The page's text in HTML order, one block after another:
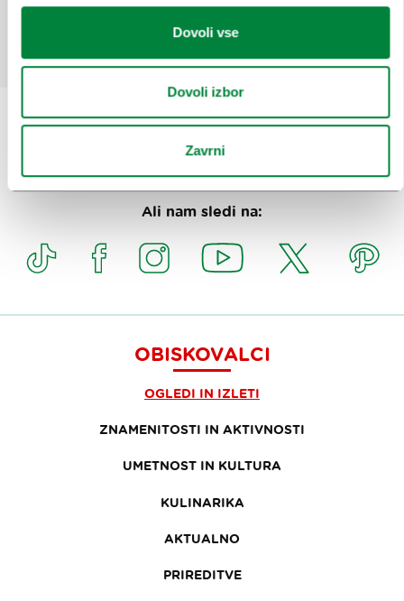
Dovoli vse
Dovoli izbor
Zavrni
Prijavi se na
Ali nam sledi na:
OBISKOVALCI
OGLEDI IN IZLETI
ZNAMENITOSTI IN AKTIVNOSTI
UMETNOST IN KULTURA
KULINARIKA
AKTUALNO
PRIREDITVE